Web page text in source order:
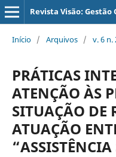
Revista Visão:
Início / Arquivos / v. 6 n.
PRÁTICAS
ATENÇÃO ÀS
SITUAÇÃO DE
ATUAÇÃO